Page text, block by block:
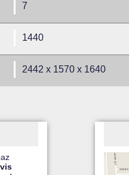
7
1440
2442 x 1570 x 1640